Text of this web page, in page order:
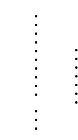
Arte y vino
Sudamerica